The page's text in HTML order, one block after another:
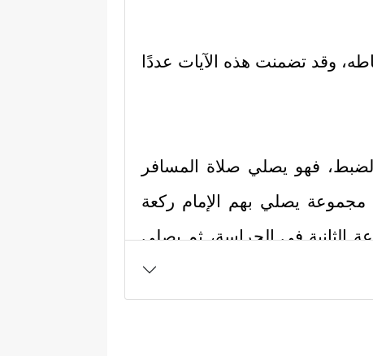
وقد تضمنت هذه الآيات عددًا
فهو يصلي صلاة المسافر
مجموعة يصلي بهم الإمام ركعة
الثانية في الحراسة، ثم يصلي
من صور صلاة الحرب أو الخوف،